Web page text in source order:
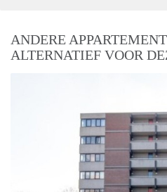
ANDERE
ALTERNATIEF VOOR